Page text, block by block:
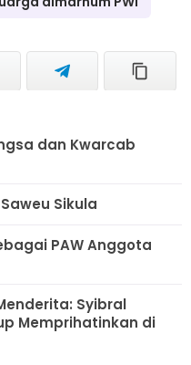
dan Kwarcab
Sikula
PAW Anggota
Syibral
Memprihatinkan di